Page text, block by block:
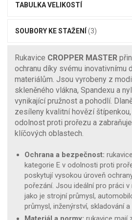
TABULKA VELIKOSTÍ
SOUBORY KE STAŽENÍ (3)
Rukavice CROPPER MASTER
ochranu díky svému inovativnímu
materiálům. Jsou vyrobeny z
skleněného vlákna, Spandexu a
vynikající pružnost a pohodlí.
zesíleny kvalitní hovězí
odolnost proti prořezu a
klíčových oblastech.
Ochrana a bezpečnost:
kategorie E v odolnosti proti
poskytují vysokou úroveň
pořezání. Jsou ideální pro práci
jako je strojní průmysl,
průmysl, inženýrství, skladování a